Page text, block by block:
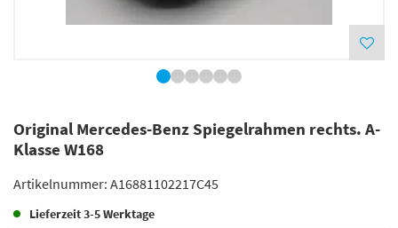
Original Mercedes-Benz Spiegelrahmen rechts. A-
Klasse W168
Artikelnummer: A16881102217C45
Lieferzeit3-5 Werktage